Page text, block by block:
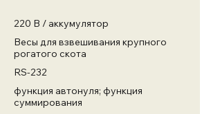
220 В / аккумулятор
Весы для взвешивания крупного
рогатого скота
RS-232
функция автонуля; функция
суммирования